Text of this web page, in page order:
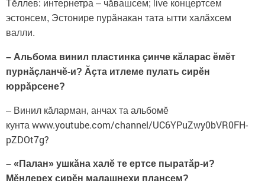
Тӗллев: интернетра – чăвашсем; live концертсем
эстонсем, Эстонире пурăнакан тата ытти халăхсем
валли.
– Альбома винил пластинка çинче кăларас ӗмӗт
пурнăçланчӗ-и? Ăçта итлеме пулать сирӗн
юррăрсене?
– Винил кăларман, анчах та альбомӗ
кунта www.youtube.com/channel/UC6YPuZwy0bVR0FH-
pZDOt7g?
– «Палан» ушкăна халӗ те ертсе пыратăр-и?
Мӗнлерех сирӗн малашнехи плансем?